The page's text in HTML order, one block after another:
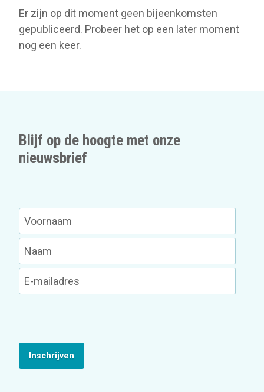
Er zijn op dit moment geen bijeenkomsten
gepubliceerd. Probeer het op een later moment
nog een keer.
Blijf op de hoogte met onze
nieuwsbrief
Inschrijven